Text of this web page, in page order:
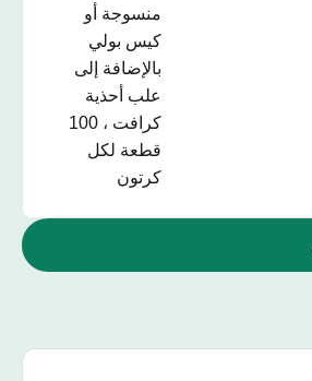
منسوجة أو
كيس بولي
بالإضافة إلى
علب أحذية
كرافت ، 100
قطعة لكل
كرتون